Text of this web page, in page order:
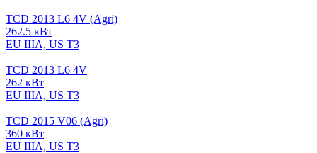
TCD 2013 L6 4V (Agri)
262.5 кВт
EU IIIA, US T3
TCD 2013 L6 4V
262 кВт
EU IIIA, US T3
TCD 2015 V06 (Agri)
360 кВт
EU IIIA, US T3